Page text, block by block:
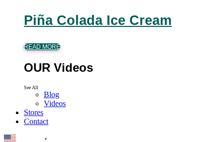
Piña Colada Ice Cream
READ MORE
OUR Videos
See All
Blog
Videos
Stores
Contact
▼